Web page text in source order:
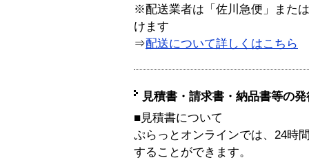
※配送業者は「佐川急便」また
けます
⇒配送について詳しくはこちら
見積書・請求書・納品書等の
■見積書について
ぷらっとオンラインでは、24時
することができます。